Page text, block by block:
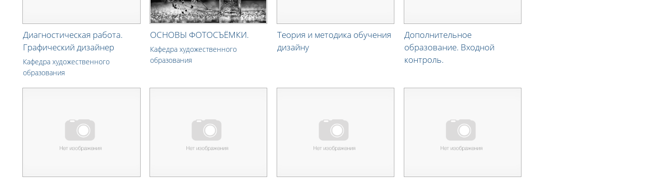
Диагностическая работа.
Графический дизайнер
Кафедра художественного
образования
ОСНОВЫ ФОТОСЪЁМКИ.
Кафедра художественного
образования
Теория и методика обучения
дизайну
Дополнительное
образование. Входной
контроль.